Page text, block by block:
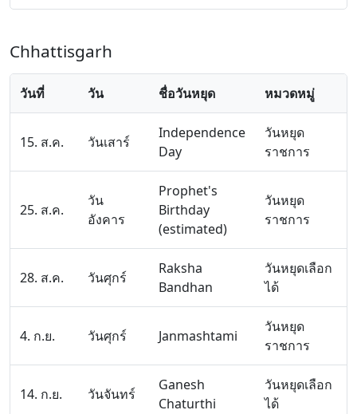
Chhattisgarh
วันที่ วัน ชื่อวันหยุด หมวดหมู่
15. ส.ค. วันเสาร์
Independence
Day
วันหยุด
ราชการ
25. ส.ค.
วัน
อังคาร
Prophet's
Birthday
(estimated)
วันหยุด
ราชการ
28. ส.ค. วันศุกร์
Raksha
Bandhan
วันหยุดเลือก
ได้
4. ก.ย. วันศุกร์ Janmashtami
วันหยุด
ราชการ
14. ก.ย. วันจันทร์
Ganesh
Chaturthi
วันหยุดเลือก
ได้